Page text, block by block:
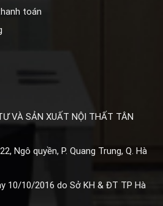
toán
VÀ SẢN XUẤT NỘI THẤT TÂN
Ngô quyền, P. Quang Trung, Q. Hà
10/10/2016 do Sở KH & ĐT TP Hà